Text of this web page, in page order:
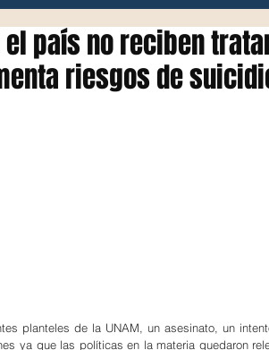
país no reciben
riesgos de
planteles de la UNAM, un asesinato, un
ya que las políticas en la materia quedaron